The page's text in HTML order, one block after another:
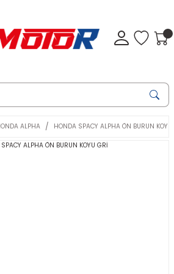
ALPHA HONDA SPACY ALPHA ÖN BURUN